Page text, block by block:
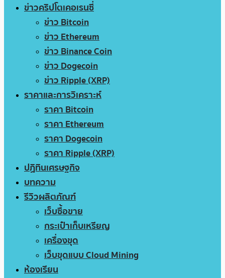
ข่าวคริปโตเคอเรนซี่
ข่าว Bitcoin
ข่าว Ethereum
ข่าว Binance Coin
ข่าว Dogecoin
ข่าว Ripple (XRP)
ราคาและการวิเคราะห์
ราคา Bitcoin
ราคา Ethereum
ราคา Dogecoin
ราคา Ripple (XRP)
ปฏิทินเศรษฐกิจ
บทความ
รีวิวผลิตภัณฑ์
เว็บซื้อขาย
กระเป๋าเก็บเหรียญ
เครื่องขุด
เว็บขุดแบบ Cloud Mining
ห้องเรียน